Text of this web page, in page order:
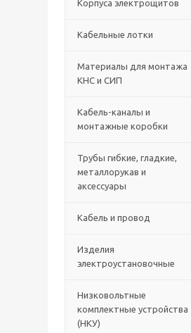
Корпуса электрощитов
Кабельные лотки
Материалы для монтажа
КНС и СИП
Кабель-каналы и
монтажные коробки
Трубы гибкие, гладкие,
металлорукав и
аксессуары
Кабель и провод
Изделия
электроустановочные
Низковольтные
комплектные устройства
(НКУ)